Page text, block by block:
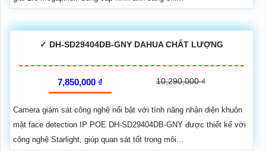
✓ DH-SD29404DB-GNY DAHUA CHẤT LƯỢNG
7,850,000 ₫ 10,290,000 ₫
Camera giám sát công nghệ nổi bật với tính năng nhận diện khuôn
mặt face detection IP POE DH-SD29404DB-GNY được thiết kế với
công nghệ Starlight, giúp quan sát tốt trong môi...